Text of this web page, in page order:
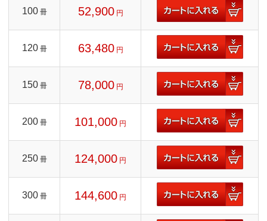
100 冊 52,900 円
120 冊 63,480 円
150 冊 78,000 円
200 冊 101,000 円
250 冊 124,000 円
300 冊 144,600 円